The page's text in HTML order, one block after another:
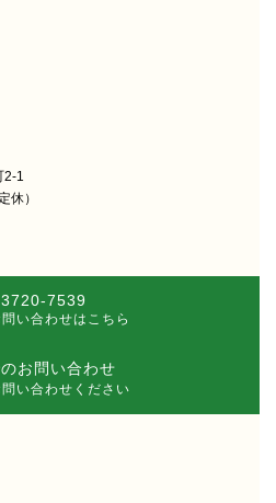
2-1
休）
7539
い合わせはこちら
お問い合わせ
い合わせください